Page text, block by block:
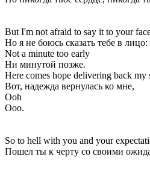
But I'm not afraid to say it to your
Но я не боюсь сказать тебе в
Not a minute too early
Ни минутой позже.
Here comes hope delivering back my
Вот, надежда вернулась ко мне,
Ooh
Ооо.
So to hell with you and your
Пошел ты к черту со своими